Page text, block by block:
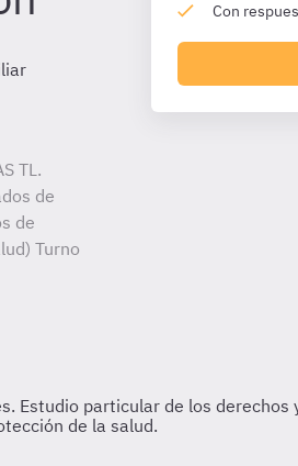
TL.
de
de
Turno
Con